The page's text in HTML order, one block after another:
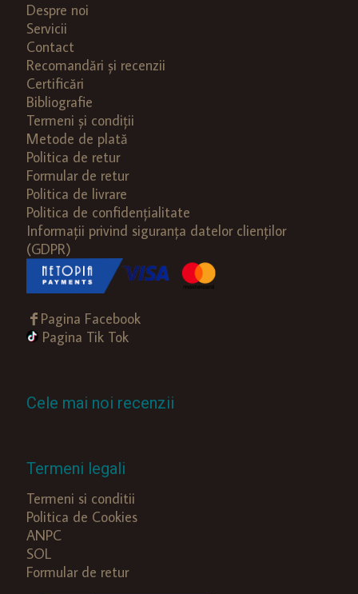
Despre noi
Servicii
Contact
Recomandări și recenzii
Certificări
Bibliografie
Termeni și condiții
Metode de plată
Politica de retur
Formular de retur
Politica de livrare
Politica de confidențialitate
Informații privind siguranța datelor clienților
(GDPR)
Pagina Facebook
Pagina Tik Tok
Cele mai noi recenzii
Termeni legali
Termeni si conditii
Politica de Cookies
ANPC
SOL
Formular de retur